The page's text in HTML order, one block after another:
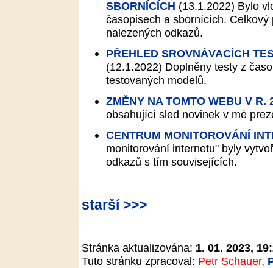
SBORNÍCÍCH (13.1.2022) Bylo
časopisech a sbornících.
nalezených odkazů.
PŘEHLED SROVNÁVACÍCH
(12.1.2022) Doplněny testy z
testovaných modelů.
ZMĚNY NA TOMTO WEBU V R.
obsahující sled novinek v mé
CENTRUM MONITOROVÁNÍ
monitorování internetu" byly
odkazů s tím souvisejících.
starší >>>
Stránka aktualizována: 1. 01. 2023,
Tuto stránku zpracoval: Petr Schauer,